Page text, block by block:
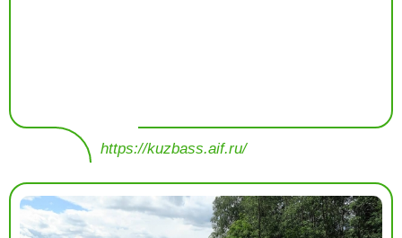
https://kuzbass.aif.ru/